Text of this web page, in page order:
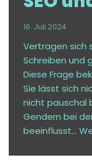
16. Juli 2024
Vertragen sich
Schreiben und
Diese Frage
Sie lässt sich
nicht pauschal
Gendern bei
beeinflusst…